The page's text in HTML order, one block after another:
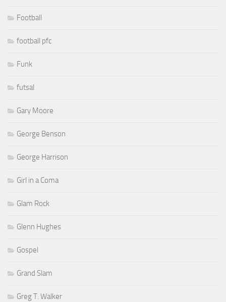
Football
football pfc
Funk
futsal
Gary Moore
George Benson
George Harrison
Girl in a Coma
Glam Rock
Glenn Hughes
Gospel
Grand Slam
Greg T. Walker